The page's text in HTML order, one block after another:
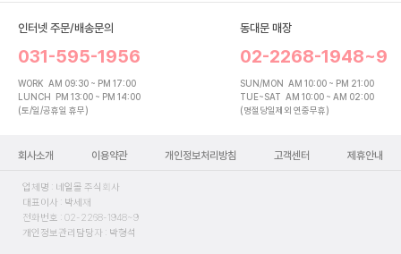
인터넷 주문/배송문의
031-595-1956
WORK AM 09:30 ~ PM 17:00
LUNCH PM 13:00 ~ PM 14:00
(토/일/공휴일 휴무)
동대문 매장
02-2268-1948~9
SUN/MON AM 10:00 ~ PM 21:00
TUE~SAT AM 10:00 ~ AM 02:00
(명절당일제외 연중무휴)
회사소개 이용약관 개인정보처리방침 고객센터 제휴안내
업체명 : 네일몰 주식회사
대표이사 : 박세재
전화번호 : 02-2268-1948~9
개인정보관리담당자 : 박형석